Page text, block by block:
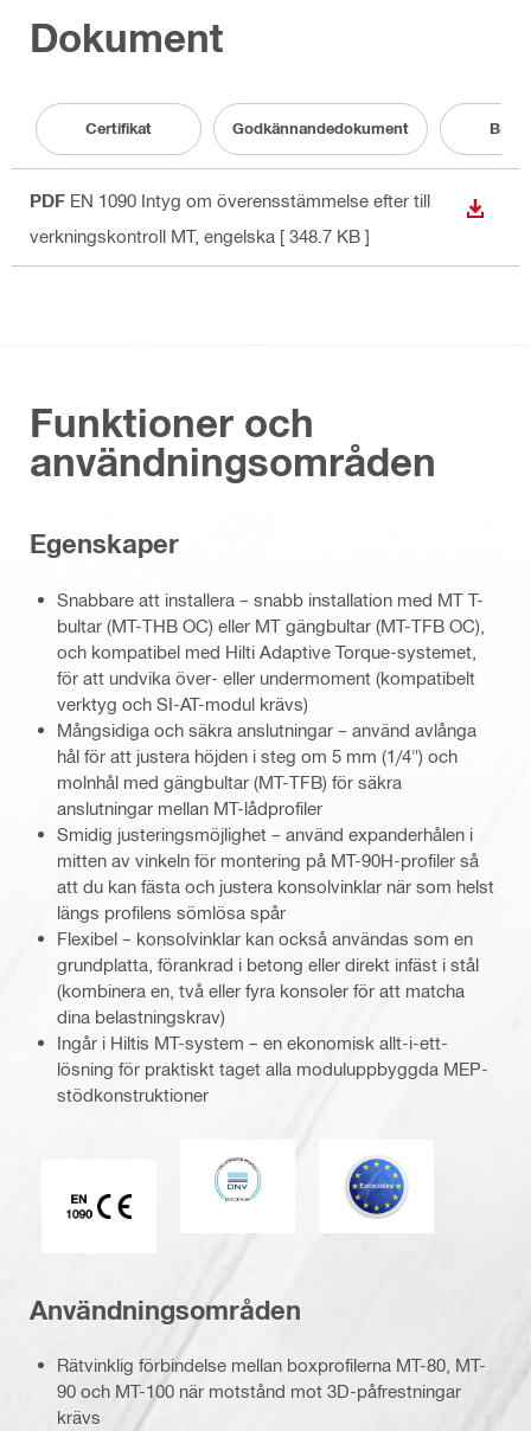
Dokument
Certifikat Godkännandedokument
PDF EN 1090 Intyg om överensstämmelse efter till
verkningskontroll MT, engelska [ 348.7 KB ]
LADDA
Funktioner och
användningsområden
Egenskaper
Snabbare att installera – snabb installation med MT T-
bultar (MT-THB OC) eller MT gängbultar (MT-TFB OC),
och kompatibel med Hilti Adaptive Torque-systemet,
för att undvika över- eller undermoment (kompatibelt
verktyg och SI-AT-modul krävs)
Mångsidiga och säkra anslutningar – använd avlånga
hål för att justera höjden i steg om 5 mm (1/4") och
molnhål med gängbultar (MT-TFB) för säkra
anslutningar mellan MT-lådprofiler
Smidig justeringsmöjlighet – använd expanderhålen i
mitten av vinkeln för montering på MT-90H-profiler så
att du kan fästa och justera konsolvinklar när som helst
längs profilens sömlösa spår
Flexibel – konsolvinklar kan också användas som en
grundplatta, förankrad i betong eller direkt infäst i stål
(kombinera en, två eller fyra konsoler för att matcha
dina belastningskrav)
Ingår i Hiltis MT-system – en ekonomisk allt-i-ett-
lösning för praktiskt taget alla moduluppbyggda MEP-
stödkonstruktioner
CE EN 1090-märkning
DNV Eurokod
Användningsområden
Rätvinklig förbindelse mellan boxprofilerna MT-80, MT-
90 och MT-100 när motstånd mot 3D-påfrestningar
krävs